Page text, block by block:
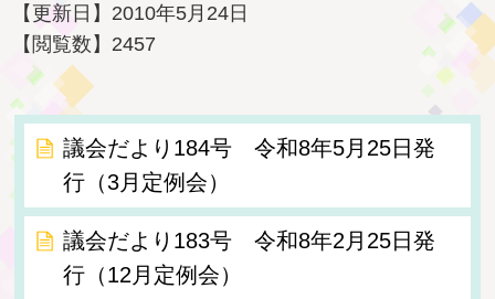
【更新日】 2010年5月24日
【閲覧数】 2457
議会だより184号 令和8年5月25日発
行（3月定例会）
議会だより183号 令和8年2月25日発
行（12月定例会）